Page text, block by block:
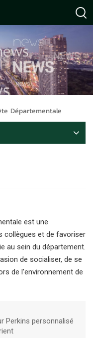
Départementale
est une
collègues et de favoriser
au sein du département.
de socialiser, de se
de l’environnement de
Perkins personnalisé